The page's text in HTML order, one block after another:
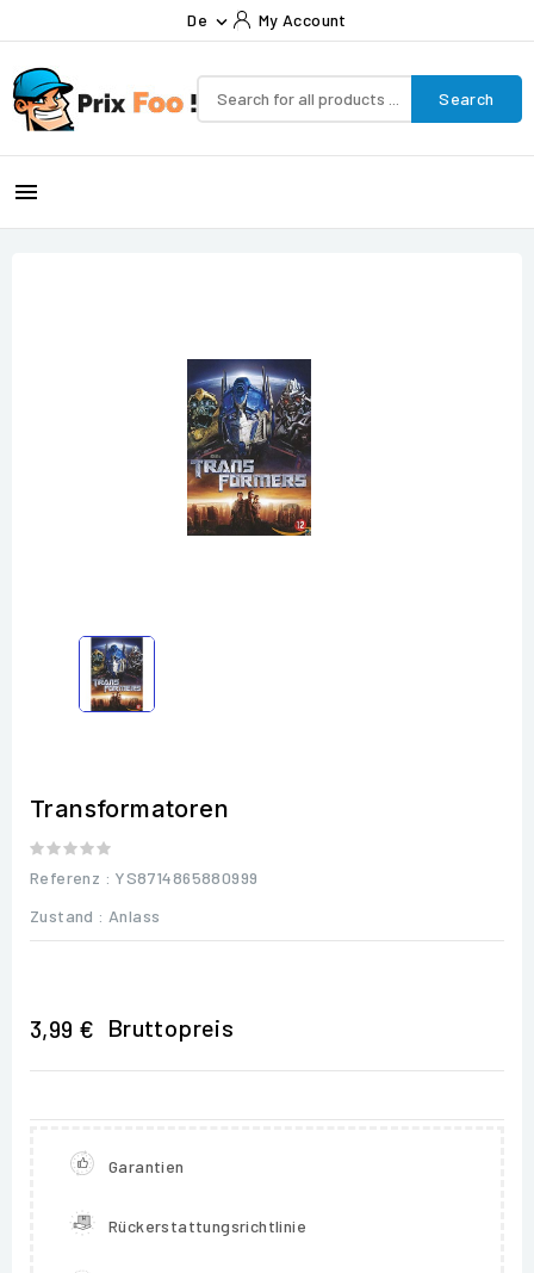
De  My Account
Search

Transformatoren
Referenz : YS8714865880999
Zustand : Anlass
3,99 € Bruttopreis
Garantien
Rückerstattungsrichtlinie